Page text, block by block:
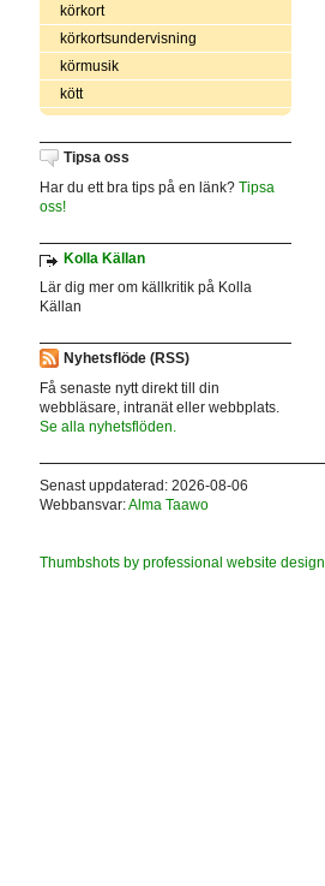
körkort
körkortsundervisning
körmusik
kött
Tipsa oss
Har du ett bra tips på en länk? Tipsa
oss!
Kolla Källan
Lär dig mer om källkritik på Kolla
Källan
Nyhetsflöde (RSS)
Få senaste nytt direkt till din
webbläsare, intranät eller webbplats.
Se alla nyhetsflöden.
Senast uppdaterad: 2026-08-06
Webbansvar:Alma Taawo
Thumbshots by professional website design